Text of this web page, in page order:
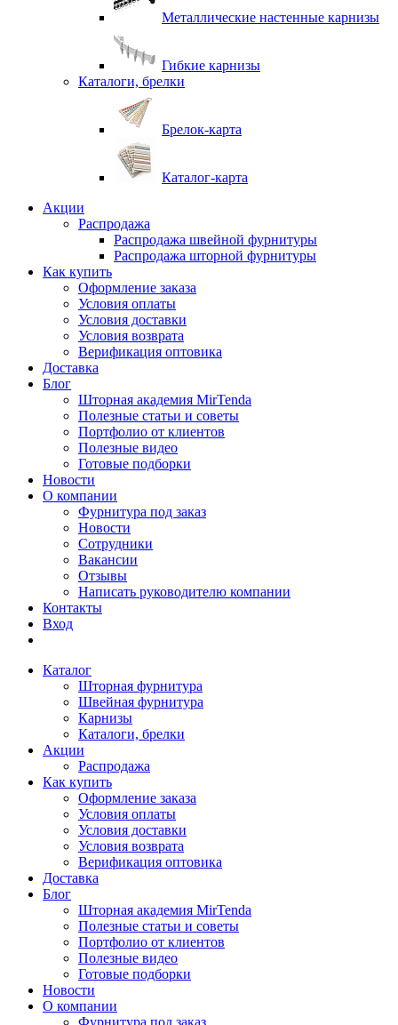
Металлические настенные карнизы
Гибкие карнизы
Каталоги, брелки
Брелок-карта
Каталог-карта
Акции
Распродажа
Распродажа швейной фурнитуры
Распродажа шторной фурнитуры
Как купить
Оформление заказа
Условия оплаты
Условия доставки
Условия возврата
Верификация оптовика
Доставка
Блог
Шторная академия MirTenda
Полезные статьи и советы
Портфолио от клиентов
Полезные видео
Готовые подборки
Новости
О компании
Фурнитура под заказ
Новости
Сотрудники
Вакансии
Отзывы
Написать руководителю компании
Контакты
Вход
Каталог
Шторная фурнитура
Швейная фурнитура
Карнизы
Каталоги, брелки
Акции
Распродажа
Как купить
Оформление заказа
Условия оплаты
Условия доставки
Условия возврата
Верификация оптовика
Доставка
Блог
Шторная академия MirTenda
Полезные статьи и советы
Портфолио от клиентов
Полезные видео
Готовые подборки
Новости
О компании
Фурнитура под заказ